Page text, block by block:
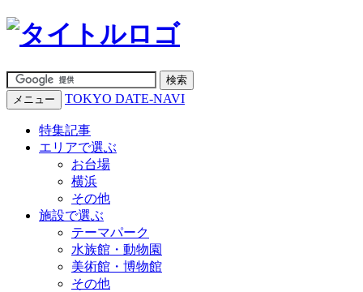
メニュー TOKYO DATE-NAVI
特集記事
エリアで選ぶ
お台場
横浜
その他
施設で選ぶ
テーマパーク
水族館・動物園
美術館・博物館
その他